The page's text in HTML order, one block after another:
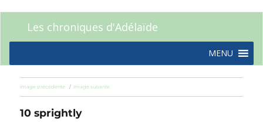
Les chroniques d'Adélaïde
MENU
Image précédente Image suivante
10 sprightly